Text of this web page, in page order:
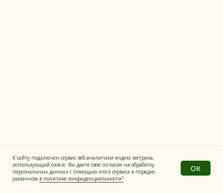
К сайту подключен сервис веб-аналитики яндекс метрика,
использующий cookie. Вы даете свое согласие на обработку
персональных данных с помощью этого сервиса в порядке,
указанном в политике конфиденциальности?
OK